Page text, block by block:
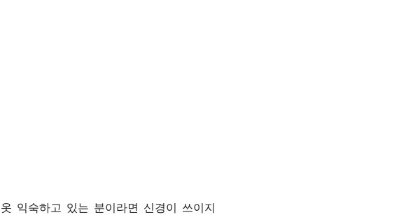
익숙하고 있는 분이라면 신경이 쓰이지